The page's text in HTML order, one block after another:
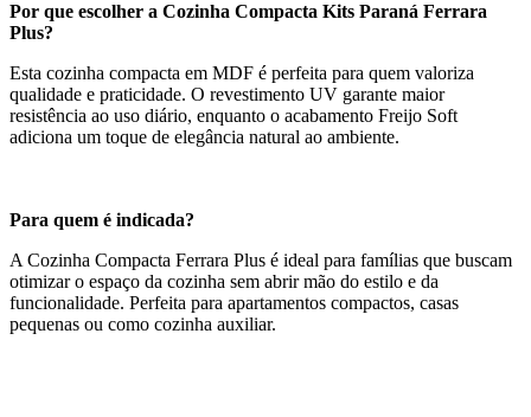
Por que escolher a Cozinha Compacta Kits Paraná Ferrara
Plus?
Esta cozinha compacta em MDF é perfeita para quem valoriza
qualidade e praticidade. O revestimento UV garante maior
resistência ao uso diário, enquanto o acabamento Freijo Soft
adiciona um toque de elegância natural ao ambiente.
Para quem é indicada?
A Cozinha Compacta Ferrara Plus é ideal para famílias que buscam
otimizar o espaço da cozinha sem abrir mão do estilo e da
funcionalidade. Perfeita para apartamentos compactos, casas
pequenas ou como cozinha auxiliar.